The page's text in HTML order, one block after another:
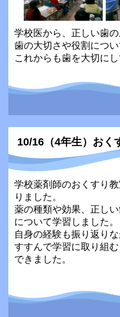
学校医から、正しい歯
歯の大切さや役割につ
これからも歯を大切に
10/16（4年生）おく
学校薬剤師のおくすり
りました。
薬の種類や効果、正し
について学習しました。
自身の経験も振り返り
すすんで学習に取り組
できました。